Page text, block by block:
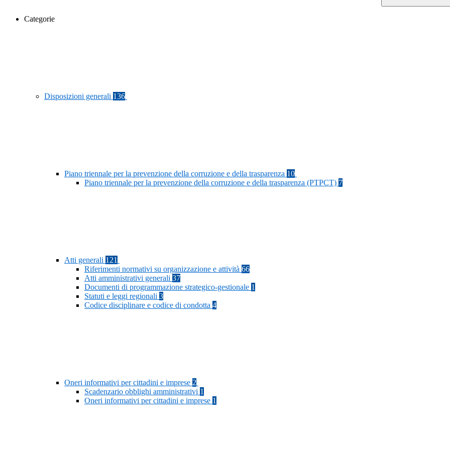
Categorie
Disposizioni generali 136
Piano triennale per la prevenzione della corruzione e della trasparenza 10
Piano triennale per la prevenzione della corruzione e della trasparenza (PTPCT) 7
Atti generali 121
Riferimenti normativi su organizzazione e attività 66
Atti amministrativi generali 37
Documenti di programmazione strategico-gestionale 1
Statuti e leggi regionali 3
Codice disciplinare e codice di condotta 4
Oneri informativi per cittadini e imprese 2
Scadenzario obblighi amministrativi 1
Oneri informativi per cittadini e imprese 1